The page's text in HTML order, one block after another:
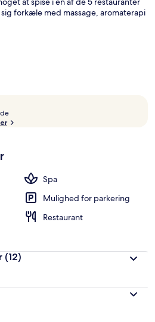
forkæle med massage, aromaterapi
4 barer/lounger, en indendørs pool
også skipas, skiopbevaring og
e
a
f
Spa
Mulighed for parkering
Restaurant
(12)